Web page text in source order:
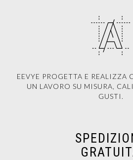
EEVYE PROGETTA E REALIZZA
UN LAVORO SU MISURA,
GUSTI.